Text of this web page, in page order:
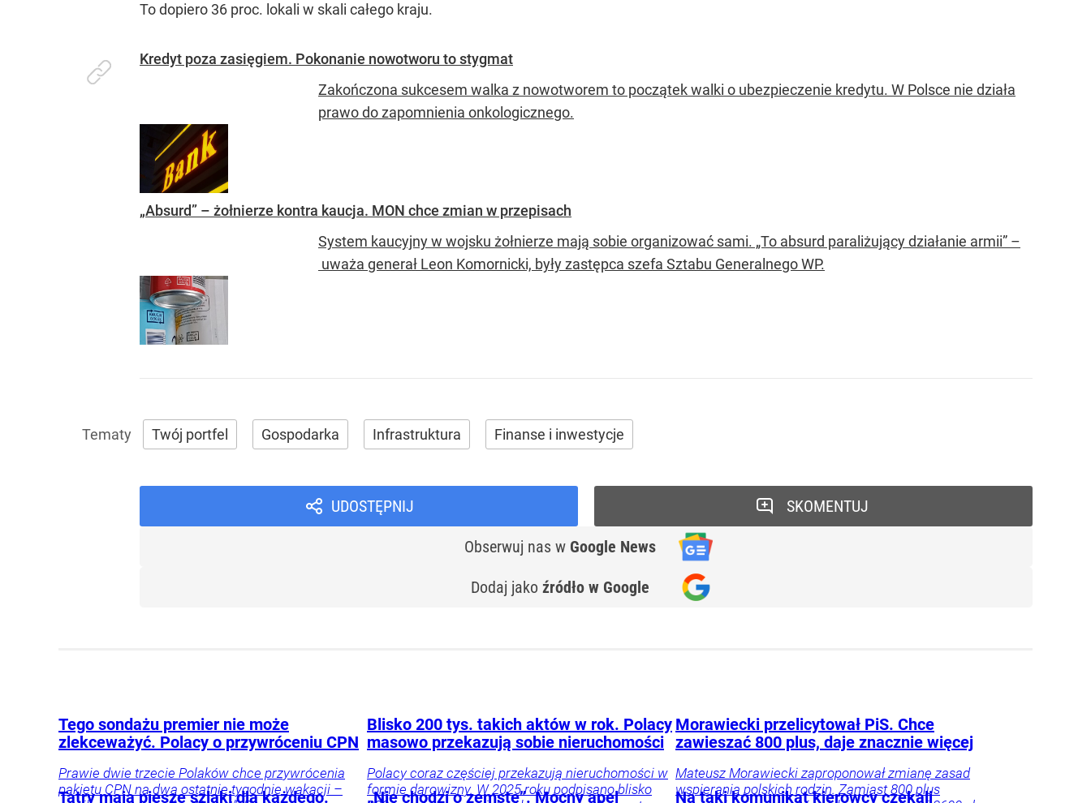
To dopiero 36 proc. lokali w skali całego kraju.
Kredyt poza zasięgiem. Pokonanie nowotworu to stygmat
Zakończona sukcesem walka z nowotworem to początek walki o ubezpieczenie kredytu. W Polsce nie działa
prawo do zapomnienia onkologicznego.
„Absurd” – żołnierze kontra kaucja. MON chce zmian w przepisach
System kaucyjny w wojsku żołnierze mają sobie organizować sami. „To absurd paraliżujący działanie armii” –
uważa generał Leon Komornicki, były zastępca szefa Sztabu Generalnego WP.
Twój portfel Gospodarka Infrastruktura Finanse i inwestycje
UDOSTĘPNIJ
Obserwuj nas w Google News
Dodaj jako źródło w Google
SKOMENTUJ
Tego sondażu premier nie może
zlekceważyć. Polacy o przywróceniu CPN
Prawie dwie trzecie Polaków chce przywrócenia
pakietu CPN na dwa ostatnie tygodnie wakacji –
Blisko 200 tys. takich aktów w rok. Polacy
masowo przekazują sobie nieruchomości
Polacy coraz częściej przekazują nieruchomości w
formie darowizny. W 2025 roku podpisano blisko
Morawiecki przelicytował PiS. Chce
zawieszać 800 plus, daje znacznie więcej
Mateusz Morawiecki zaproponował zmianę zasad
wspierania polskich rodzin. Zamiast 800 plus
Tatry mają piesze szlaki dla każdego. „Nie chodzi o zemstę”. Mocny apel Na taki komunikat kierowcy czekali